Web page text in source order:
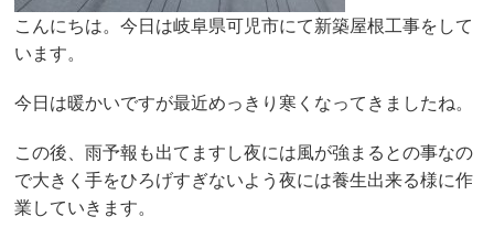
こんにちは。今日は岐阜県可児市にて新築屋根工事をして
います。
今日は暖かいですが最近めっきり寒くなってきましたね。
この後、雨予報も出てますし夜には風が強まるとの事なの
で大きく手をひろげすぎないよう夜には養生出来る様に作
業していきます。